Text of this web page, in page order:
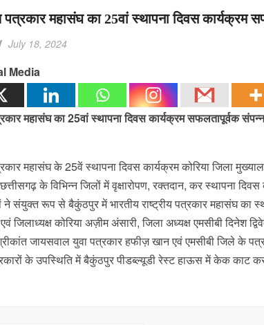
पत्रकार महासंघ का 25वां स्थापना दिवस कार्यक्रम
July 18, 2024
Media
महासंघ का 25वां स्थापना दिवस कार्यक्रम सफलतापूर्वक
महासंघ के 25वें स्थापना दिवस कार्यक्रम कोरिया जिला
के विभिन्न जिलों में वृक्षारोपण, रक्तदान, कर स्थापना
ने संयुक्त रूप से बैकुंठपुर में भारतीय राष्ट्रीय पत्रकार महासंघ का
जिलाध्यक्ष कोरिया अज़ीम अंसारी, जिला अध्यक्ष एमसीबी दिनेश
जायसवाल युवा पत्रकार हफीज़ खान एवं एमसीबी जिले के
के उपस्थिति में बैकुंठपुर पीडब्ल्यूडी रेस्ट हाऊस में केक काट